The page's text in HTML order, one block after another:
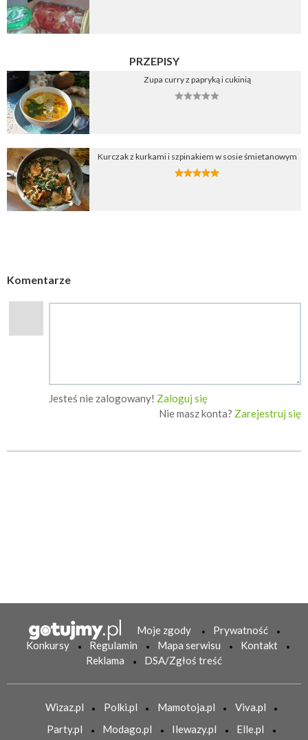
PRZEPISY
Zupa curry z papryką i cukinią
Kurczak z kurkami i szpinakiem w sosie śmietanowym
Komentarze
Jesteś nie zalogowany! Zaloguj się
Nie masz konta? Zarejestruj się
Moje zgody
Prywatność
Konkursy
Regulamin Mapa serwisu
Kontakt
Reklama
DSA/Zgłoś treść
Wizaz.pl Polki.pl Mamotoja.pl
Viva.pl
Party.pl
Modago.pl Ilewazy.pl Elle.pl